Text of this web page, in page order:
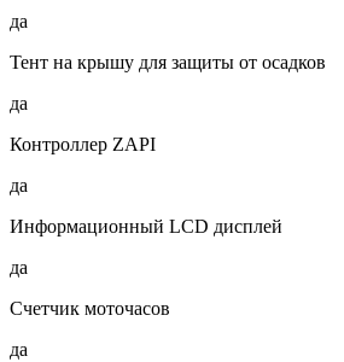
да
Тент на крышу для защиты от осадков
да
Контроллер ZAPI
да
Информационный LCD дисплей
да
Счетчик моточасов
да